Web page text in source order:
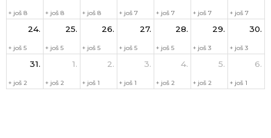
+ još 8 + još 8 + još 8 + još 7 + još 7 + još 7 + još 7
24.
+ još 5
25.
+ još 5
26.
+ još 5
27.
+ još 5
28.
+ još 5
29.
+ još 3
30.
+ još 3
31.
+ još 2
1.
+ još 2
2.
+ još 1
3.
+ još 1
4.
+ još 2
5.
+ još 2
6.
+ još 1